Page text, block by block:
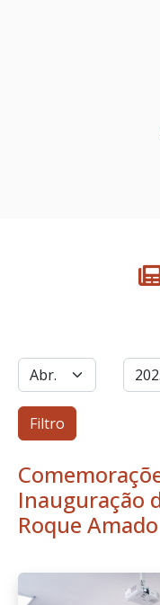
Filtros
Mês Ano
Filtro
Inauguração
Roque Amado